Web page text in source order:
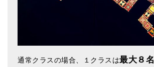
通常クラスの場合、１クラスは最大８名